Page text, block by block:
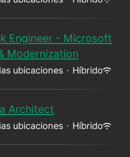
Engineer - Microsoft
Modernization
ubicaciones · Híbrido
Architect
ubicaciones · Híbrido